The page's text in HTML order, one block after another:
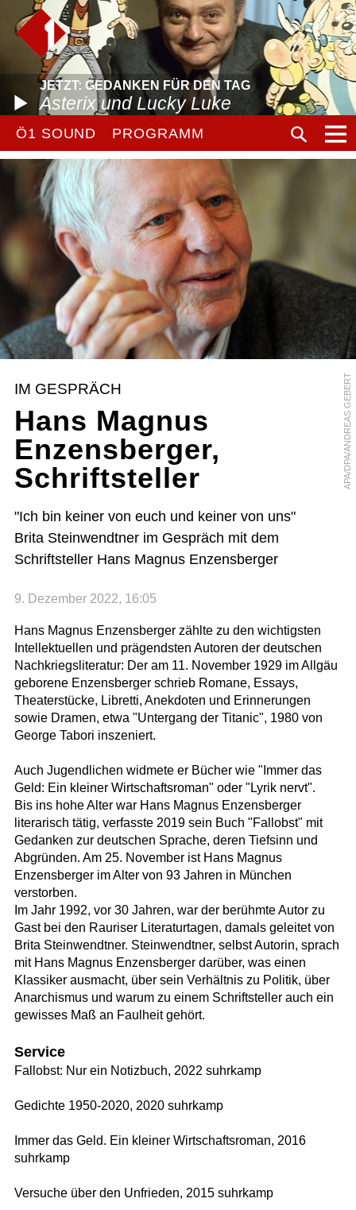
JETZT: GEDANKEN FÜR DEN TAG
Asterix und Lucky Luke
Ö1 SOUND PROGRAMM
APA/DPA/ANDREAS GEBERT
IM GESPRÄCH
Hans Magnus
Enzensberger,
Schriftsteller
"Ich bin keiner von euch und keiner von uns"
Brita Steinwendtner im Gespräch mit dem
Schriftsteller Hans Magnus Enzensberger
9. Dezember 2022, 16:05
Hans Magnus Enzensberger zählte zu den wichtigsten
Intellektuellen und prägendsten Autoren der deutschen
Nachkriegsliteratur: Der am 11. November 1929 im Allgäu
geborene Enzensberger schrieb Romane, Essays,
Theaterstücke, Libretti, Anekdoten und Erinnerungen
sowie Dramen, etwa "Untergang der Titanic", 1980 von
George Tabori inszeniert.
Auch Jugendlichen widmete er Bücher wie "Immer das
Geld: Ein kleiner Wirtschaftsroman" oder "Lyrik nervt".
Bis ins hohe Alter war Hans Magnus Enzensberger
literarisch tätig, verfasste 2019 sein Buch "Fallobst" mit
Gedanken zur deutschen Sprache, deren Tiefsinn und
Abgründen. Am 25. November ist Hans Magnus
Enzensberger im Alter von 93 Jahren in München
verstorben.
Im Jahr 1992, vor 30 Jahren, war der berühmte Autor zu
Gast bei den Rauriser Literaturtagen, damals geleitet von
Brita Steinwendtner. Steinwendtner, selbst Autorin, sprach
mit Hans Magnus Enzensberger darüber, was einen
Klassiker ausmacht, über sein Verhältnis zu Politik, über
Anarchismus und warum zu einem Schriftsteller auch ein
gewisses Maß an Faulheit gehört.
Service
Fallobst: Nur ein Notizbuch, 2022 suhrkamp
Gedichte 1950-2020, 2020 suhrkamp
Immer das Geld. Ein kleiner Wirtschaftsroman, 2016
suhrkamp
Versuche über den Unfrieden, 2015 suhrkamp